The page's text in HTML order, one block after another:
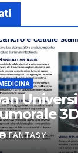
MEDICINA
FANTASY